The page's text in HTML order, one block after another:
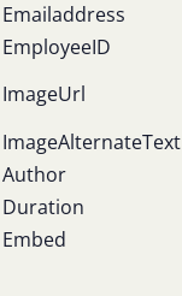
Emailaddress
EmployeeID
ImageUrl
ImageAlternateText
Author
Duration
Embed